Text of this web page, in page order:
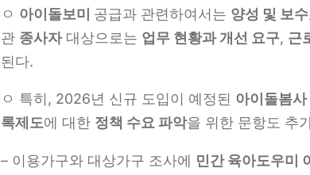
ㅇ 아이돌보미 공급과 관련하여서는 양성 및 보
관 종사자대상으로는 업무 현황과 개선 요구, 근
된다.
ㅇ 특히, 2026년 신규 도입이 예정된 아이돌봄
록제도에 대한 정책 수요 파악을 위한 문항도 추
– 이용가구와 대상가구 조사에 민간 육아도우미